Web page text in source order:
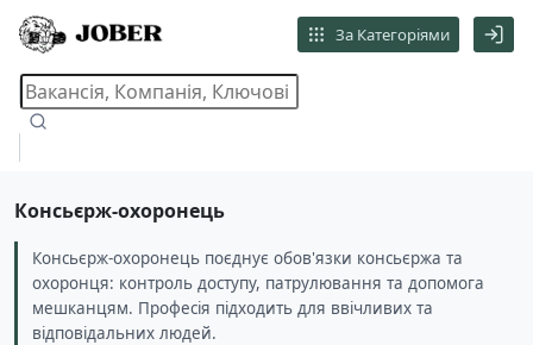
За Категоріями
Консьєрж-охоронець
Консьєрж-охоронець поєднує обов'язки консьєржа та
охоронця: контроль доступу, патрулювання та допомога
мешканцям. Професія підходить для ввічливих та
відповідальних людей.